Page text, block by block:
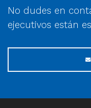
No dudes en
ejecutivos están